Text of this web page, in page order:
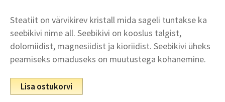
Steatiit on värvikirev kristall mida sageli tuntakse ka
seebikivi nime all. Seebikivi on kooslus talgist,
dolomiidist, magnesiidist ja kioriidist. Seebikivi üheks
peamiseks omaduseks on muutustega kohanemine.
Lisa ostukorvi